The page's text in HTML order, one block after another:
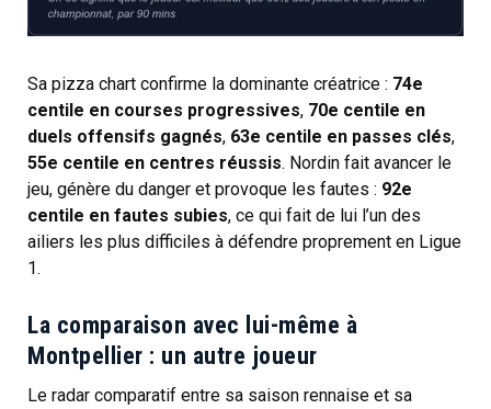
Sa pizza chart confirme la dominante créatrice : 74e
centile en courses progressives, 70e centile en
duels offensifs gagnés, 63e centile en passes clés,
55e centile en centres réussis. Nordin fait avancer le
jeu, génère du danger et provoque les fautes : 92e
centile en fautes subies, ce qui fait de lui l’un des
ailiers les plus difficiles à défendre proprement en Ligue
1.
La comparaison avec lui-même à
Montpellier : un autre joueur
Le radar comparatif entre sa saison rennaise et sa